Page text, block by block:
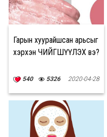
Гарын хуурайшсан арьсыг
хэрхэн ЧИЙГШҮҮЛЭХ вэ?
540 5326 2020-04-28